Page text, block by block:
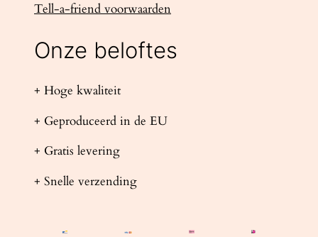
Tell-a-friend voorwaarden
Onze beloftes
+ Hoge kwaliteit
+ Geproduceerd in de EU
+ Gratis levering
+ Snelle verzending